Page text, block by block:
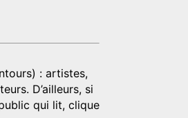
: artistes,
D’ailleurs, si
qui lit, clique